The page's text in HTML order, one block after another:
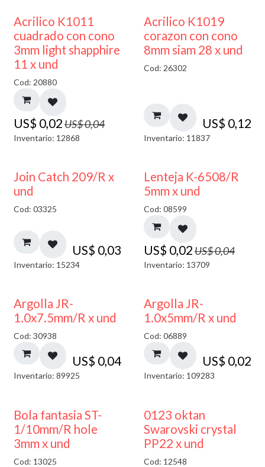
50% DESCUENTO
Acrilico K1011
cuadrado con cono
3mm light shapphire
11 x und
Cod: 20880
US$ 0,02US$0,04
Inventario: 12868
Acrilico K1019
corazon con cono
8mm siam 28 x und
Cod: 26302
US$ 0,12
Inventario: 11837
Join Catch 209/R x
und
Cod: 03325
US$ 0,03
Inventario: 15234
50% DESCUENTO
Lenteja K-6508/R
5mm x und
Cod: 08599
US$ 0,02US$0,04
Inventario: 13709
Argolla JR-
1.0x7.5mm/R x und
Cod: 30938
US$ 0,04
Inventario: 89925
Argolla JR-
1.0x5mm/R x und
Cod: 06889
US$ 0,02
Inventario: 109283
Bola fantasia ST-
1/10mm/R hole
3mm x und
Cod: 13025
0123 oktan
Swarovski crystal
PP22 x und
Cod: 12548